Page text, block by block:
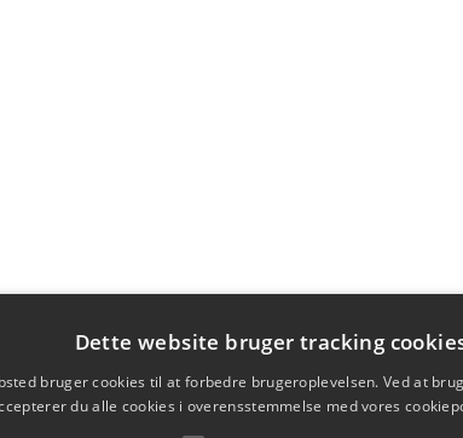
Dette website bruger tracking
bruger cookies til at forbedre brugeroplevelsen. Ved at
du alle cookies i overensstemmelse med vores